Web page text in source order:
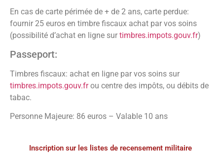
En cas de carte périmée de + de 2 ans, carte perdue:
fournir 25 euros en timbre fiscaux achat par vos soins
(possibilité d’achat en ligne sur timbres.impots.gouv.fr)
Passeport:
Timbres fiscaux: achat en ligne par vos soins sur
timbres.impots.gouv.frou centre des impôts, ou débits de
tabac.
Personne Majeure: 86 euros – Valable 10 ans
Inscription sur les listes de recensement militaire